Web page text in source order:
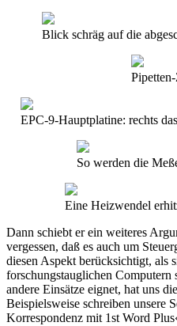
Blick schräg auf die
EPC-9-Hauptplatine: rechts
So werden die
Eine Heizwendel
Dann schiebt er ein weiteres
vergessen, daß es auch um
diesen Aspekt berücksichtigt, als
forschungstauglichen
andere Einsätze eignet, hat uns
Beispielsweise schreiben unsere
Korrespondenz mit 1st Word